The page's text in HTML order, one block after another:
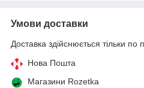
Умови доставки
Доставка здійснюється тільки по
Нова Пошта
Магазини Rozetka